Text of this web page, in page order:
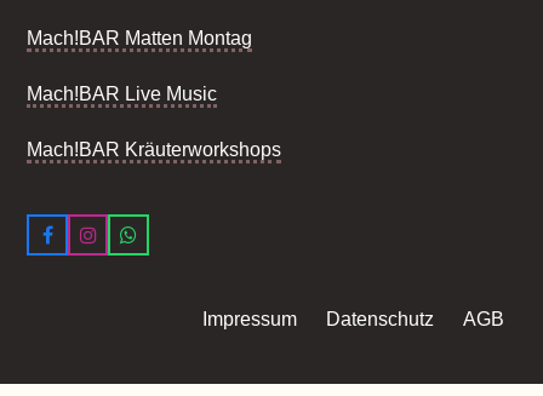
Mach!BAR Matten Montag
Mach!BAR Live Music
Mach!BAR Kräuterworkshops
Facebook
InstagramWhatsapp
Impressum Datenschutz AGB